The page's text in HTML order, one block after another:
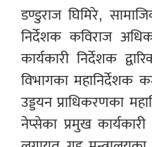
डण्डुराज घिमिरे,
निर्देशक कविराज
कार्यकारी निर्देशक
विभागका महानिर्देशक
उड्डयन प्राधिकरणका
नेप्सेका प्रमुख